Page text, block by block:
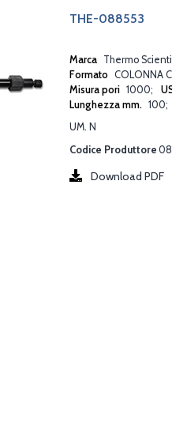
THE-088553
Marca Thermo
Formato COLONNA
Misura pori 1000
Lunghezza mm. 100
UM. N
Download PDF
Codice Produttore